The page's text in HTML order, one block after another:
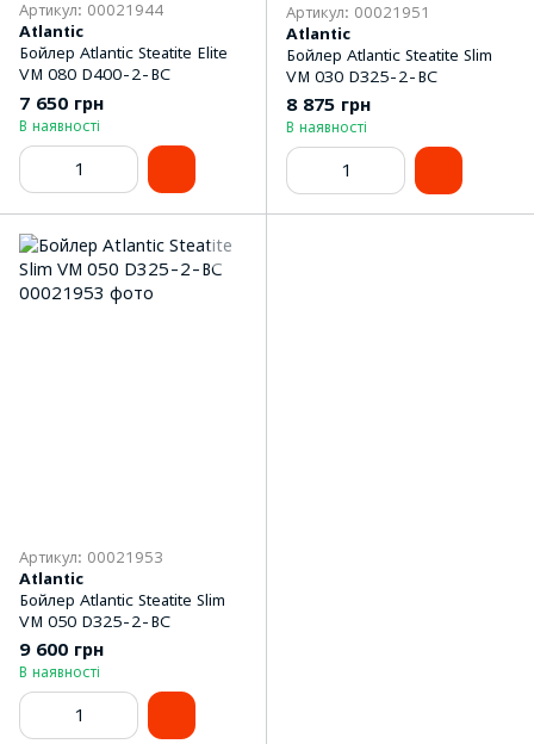
Артикул: 00021944
Atlantic
Бойлер Atlantic Steatite Elite
VM 080 D400-2-BC
7 650 грн
В наявності
Артикул: 00021951
Atlantic
Бойлер Atlantic Steatite Slim
VM 030 D325-2-BC
8 875 грн
В наявності
Артикул: 00021953
Atlantic
Бойлер Atlantic Steatite Slim
VM 050 D325-2-BC
9 600 грн
В наявності